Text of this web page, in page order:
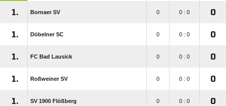
1. Bornaer SV 0 0 : 0 0
1. Döbelner SC 0 0 : 0 0
1. FC Bad Lausick 0 0 : 0 0
1. Roßweiner SV 0 0 : 0 0
1. SV 1900 Flößberg 0 0 : 0 0